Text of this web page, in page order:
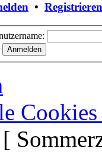
• Registrieren
Cookies